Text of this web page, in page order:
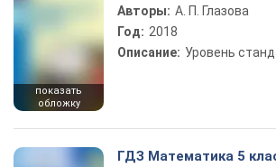
показать
обложку
Авторы: А. П. Глазова
Год: 2018
Описание: Уровень
ГДЗ Математика 5